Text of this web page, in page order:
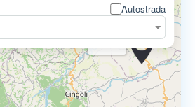
Autostrada
0.799 €